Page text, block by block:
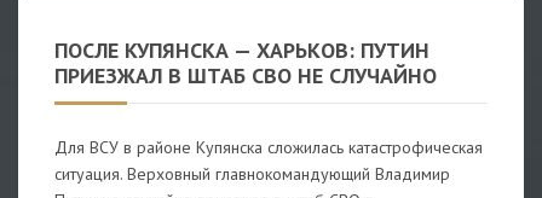
ПОСЛЕ КУПЯНСКА — ХАРЬКОВ: ПУТИН
ПРИЕЗЖАЛ В ШТАБ СВО НЕ СЛУЧАЙНО
Для ВСУ в районе Купянска сложилась катастрофическая
ситуация. Верховный главнокомандующий Владимир